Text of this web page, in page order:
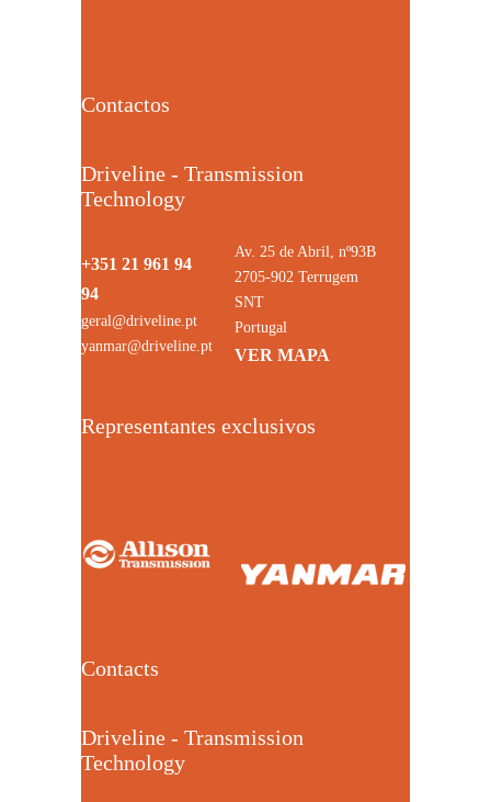
Contactos
Driveline - Transmission
Technology
+351 21 961 94
94
geral@driveline.pt
yanmar@driveline.pt
Av. 25 de Abril, nº93B
2705-902 Terrugem
SNT
Portugal
VER MAPA
Representantes exclusivos
Contacts
Driveline - Transmission
Technology